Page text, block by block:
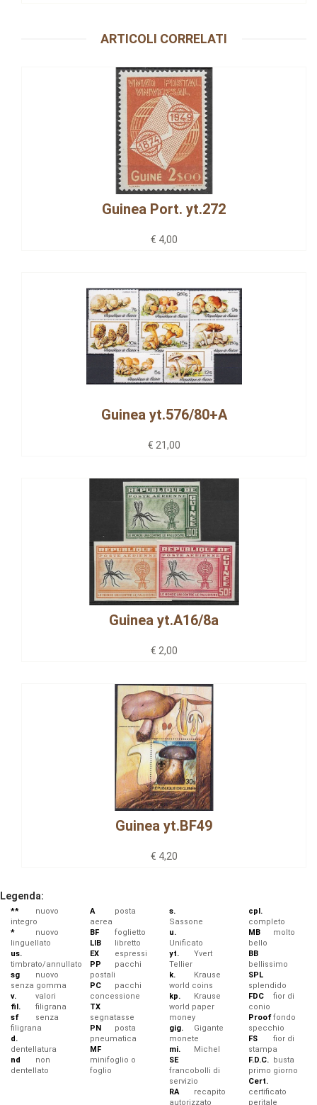
ARTICOLI CORRELATI
Guinea Port. yt.272
€ 4,00
Guinea yt.576/80+A
€ 21,00
Guinea yt.A16/8a
€ 2,00
Guinea yt.BF49
€ 4,20
Legenda:
**
nuovo
integro
*
nuovo
linguellato
us.
timbrato/annullato
sg
nuovo
senza gomma
v.
valori
fil.
filigrana
sf
senza
filigrana
d.
dentellatura
nd
non
dentellato
A
posta
aerea
BF
foglietto
LIB
libretto
EX
espressi
PP
pacchi
postali
PC
pacchi
concessione
TX
segnatasse
PN
posta
pneumatica
MF
minifoglio o
foglio
s.
Sassone
u.
Unificato
yt.
Yvert
Tellier
k.
Krause
world coins
kp.
Krause
world paper
money
gig.
Gigante
monete
mi.
Michel
SE
francobolli di
servizio
RA
recapito
autorizzato
cpl.
completo
MB
molto
bello
BB
bellissimo
SPL
splendido
FDC
fior di
conio
Prooffondo
specchio
FS
fior di
stampa
F.D.C.
busta
primo giorno
Cert.
certificato
peritale